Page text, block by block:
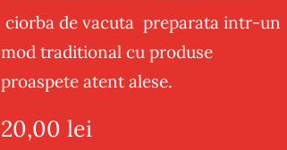
ciorba de vacuta preparata intr-un
mod traditional cu produse
proaspete atent alese.
20,00 lei